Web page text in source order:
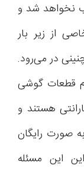
نخواهد شد و
از زیر بار
در می‌رود.
قطعات گوشی
هستند و
صورت رایگان
این مسئله